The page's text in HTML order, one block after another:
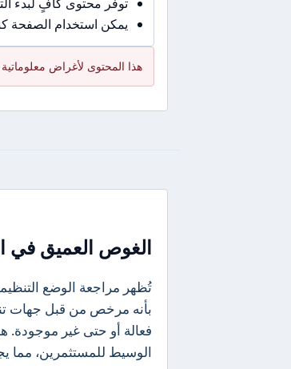
يمكن استخدام الصفحة
هذا المحتوى لأغراض
الغوص العميق في
بأنه مرخص من قبل جهات
فعالة أو حتى غير موجودة.
الوسيط للمستثمرين، مما